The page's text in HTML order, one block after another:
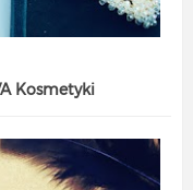
Kosmetyki